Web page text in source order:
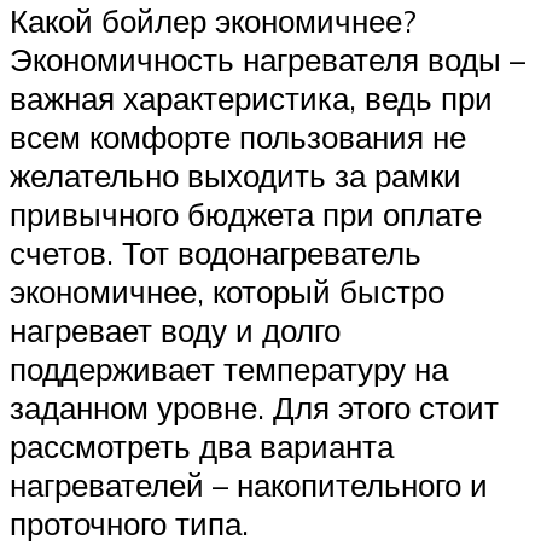
Какой бойлер экономичнее?
Экономичность нагревателя воды –
важная характеристика, ведь при
всем комфорте пользования не
желательно выходить за рамки
привычного бюджета при оплате
счетов. Тот водонагреватель
экономичнее, который быстро
нагревает воду и долго
поддерживает температуру на
заданном уровне. Для этого стоит
рассмотреть два варианта
нагревателей – накопительного и
проточного типа.